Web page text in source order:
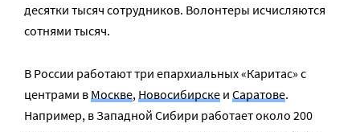
десятки тысяч сотрудников. Волонтеры исчисляются
сотнями тысяч.
В России работают три епархиальных «Каритас» с
центрами в Москве, Новосибирске и Саратове.
Например, в Западной Сибири работает около 200